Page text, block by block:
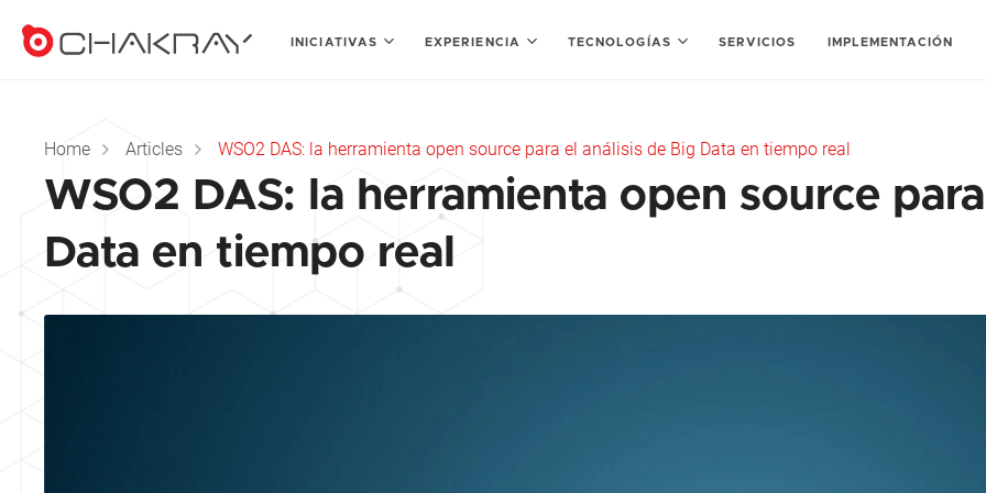
INICIATIVAS EXPERIENCIA TECNOLOGÍAS SERVICIOS IMPLEMENTACIÓN
Home Articles WSO2 DAS: la herramienta open source para el análisis de Big Data en tiempo real
WSO2 DAS: la herramienta open source
Data en tiempo real